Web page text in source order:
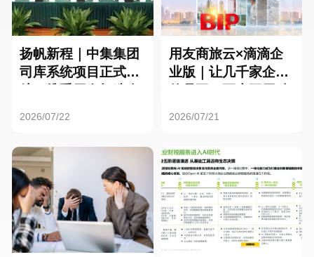
扬帆新程｜中集集团
司库系统项目正式启
2026/07/22
用友商旅云×滴滴企
业版｜让几千家企业
2026/07/21